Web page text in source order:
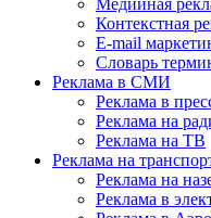
Медийная
Контекстная
E-mail
Словарь
Реклама в СМИ
Реклама в
Реклама на
Реклама на ТВ
Реклама на
Реклама на
Реклама в